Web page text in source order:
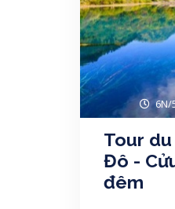
6N/
Tour
Đô -
đêm